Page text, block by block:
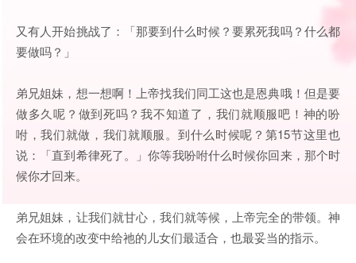
又有人开始挑战了：「那要到什么时候？要累死我吗？什么都
要做吗？」
弟兄姐妹，想一想啊！上帝找我们同工这也是恩典哦！但是要
做多久呢？做到死吗？我不知道了，我们就顺服吧！神的吩
咐，我们就做，我们就顺服。到什么时候呢？第15节这里也
说：「直到希律死了。」你等我吩咐什么时候你回来，那个时
候你才回来。
弟兄姐妹，让我们就甘心，我们就等候，上帝完全的带领。神
会在环境的改变中给祂的儿女们最适合，也最妥当的指示。